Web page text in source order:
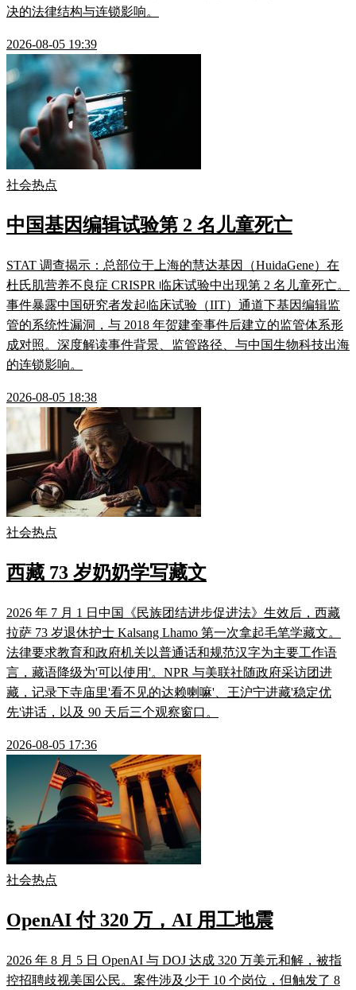
决的法律结构与连锁影响。
2026-08-05 19:39
社会热点
中国基因编辑试验第 2 名儿童死亡
STAT 调查揭示：总部位于上海的慧达基因（HuidaGene）在
杜氏肌营养不良症 CRISPR 临床试验中出现第 2 名儿童死亡。
事件暴露中国研究者发起临床试验（IIT）通道下基因编辑监
管的系统性漏洞，与 2018 年贺建奎事件后建立的监管体系形
成对照。深度解读事件背景、监管路径、与中国生物科技出海
的连锁影响。
2026-08-05 18:38
社会热点
西藏 73 岁奶奶学写藏文
2026 年 7 月 1 日中国《民族团结进步促进法》生效后，西藏
拉萨 73 岁退休护士 Kalsang Lhamo 第一次拿起毛笔学藏文。
法律要求教育和政府机关以普通话和规范汉字为主要工作语
言，藏语降级为'可以使用'。NPR 与美联社随政府采访团进
藏，记录下寺庙里'看不见的达赖喇嘛'、王沪宁进藏'稳定优
先'讲话，以及 90 天后三个观察窗口。
2026-08-05 17:36
社会热点
OpenAI 付 320 万，AI 用工地震
2026 年 8 月 5 日 OpenAI 与 DOJ 达成 320 万美元和解，被指
控招聘歧视美国公民。案件涉及少于 10 个岗位，但触发了 8